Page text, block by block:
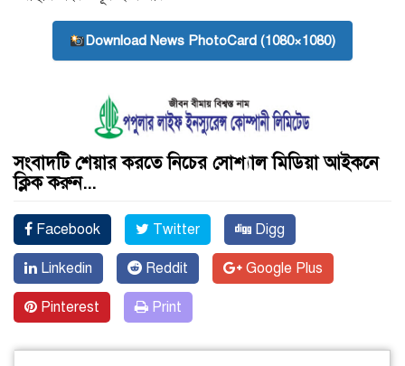
Download News PhotoCard (1080×1080)
সংবাদটি শেয়ার করতে নিচের সোশ্যাল মিডিয়া আইকনে
ক্লিক করুন...
Facebook Twitter Digg
Linkedin Reddit Google Plus
Pinterest Print